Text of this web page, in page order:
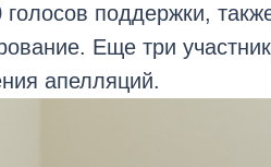
поддержки,
Еще три
апелляций.